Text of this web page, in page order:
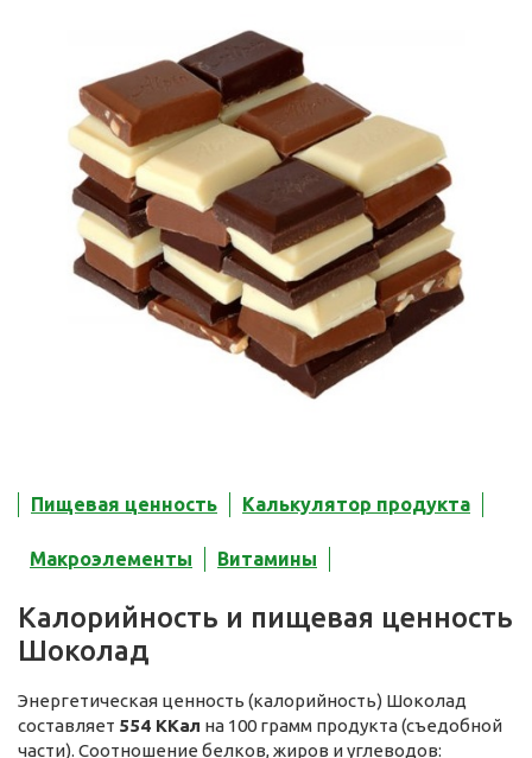
Пищевая ценность Калькулятор продукта
Макроэлементы Витамины
Калорийность и пищевая ценность
Шоколад
Энергетическая ценность (калорийность) Шоколад
составляет 554 ККал на 100 грамм продукта (съедобной
части). Соотношение белков, жиров и углеводов: